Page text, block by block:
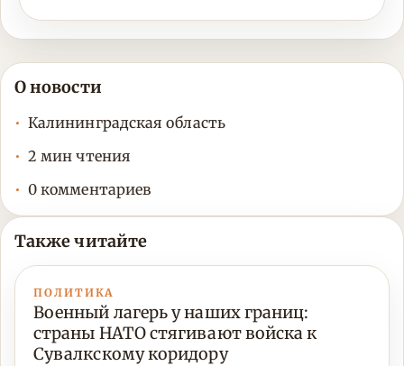
О новости
Калининградская область
2 мин чтения
0 комментариев
Также читайте
ПОЛИТИКА
Военный лагерь у наших границ:
страны НАТО стягивают войска к
Сувалкскому коридору